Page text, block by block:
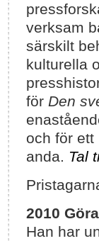
verksam
särskilt
kulturella
för Den
och för ett
anda. Tal
2010
Han har